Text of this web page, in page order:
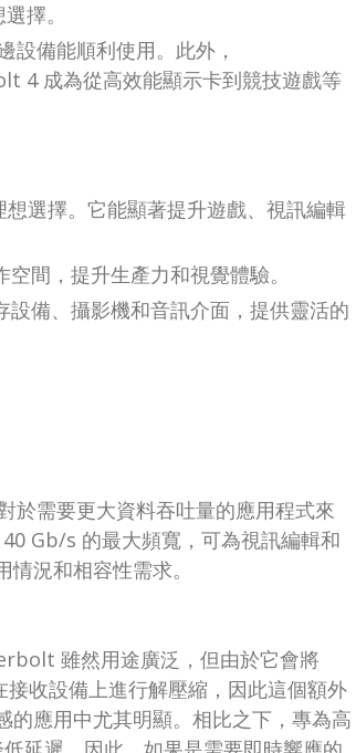
擇。
備能順利使用。此外，
4 成為從高效能顯示卡到競技遊戲等
選擇。它能顯著提升遊戲、視訊編輯
間，提升生產力和視覺體驗。
備、攝影機和音訊介面，提供靈活的
於需要更大資料吞吐量的應用程式來
Gb/s 的最大頻寬，可為視訊編輯和
況和相容性需求。
雖然用途廣泛，但由於它會將
收設備上進行解壓縮，因此這個額外
的應用中尤其明顯。相比之下，專為高